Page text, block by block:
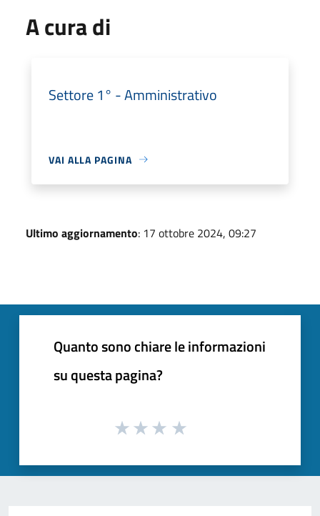
A cura di
Settore 1° - Amministrativo
VAI ALLA PAGINA
Ultimo aggiornamento: 17 ottobre 2024, 09:27
Quanto sono chiare le informazioni
su questa pagina?